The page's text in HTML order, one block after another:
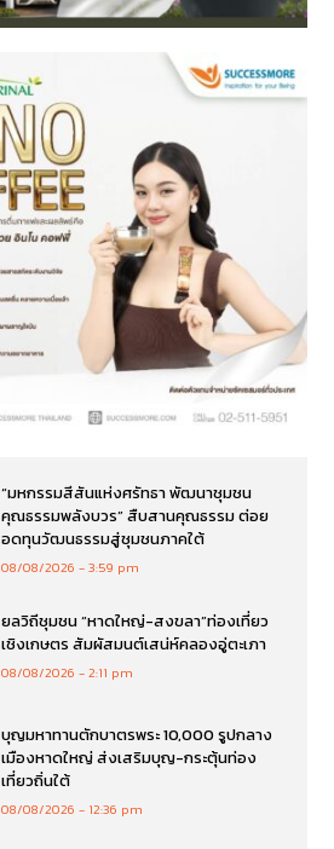
“มหกรรมสีสันแห่งศรัทธา พัฒนาชุมชน
คุณธรรมพลังบวร” สืบสานคุณธรรม ต่อย
อดทุนวัฒนธรรมสู่ชุมชนภาคใต้
08/08/2026 3:59 pm
ยลวิถีชุมชน “หาดใหญ่-สงขลา”ท่องเที่ยว
เชิงเกษตร สัมผัสมนต์เสน่ห์คลองอู่ตะเภา
08/08/2026 2:11 pm
บุญมหาทานตักบาตรพระ 10,000 รูปกลาง
เมืองหาดใหญ่ ส่งเสริมบุญ-กระตุ้นท่อง
เที่ยวถิ่นใต้
08/08/2026 12:36 pm